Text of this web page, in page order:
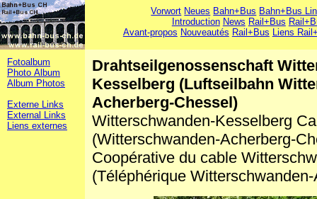
Vorwort Neues Bahn+Bus Bahn+Bus
Introduction News Rail+Bus
Avant-propos Nouveautés Rail+Bus Liens
Fotoalbum
Photo Album
Album Photos
Externe Links
External Links
Liens externes
Drahtseilgenossenschaft
Kesselberg (Luftseilbahn
Acherberg-Chessel)
Witterschwanden-Kesselberg
(Witterschwanden-Acherberg-
Coopérative du cable
(Téléphérique